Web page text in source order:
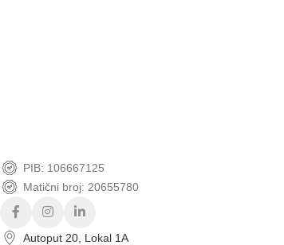
PIB: 106667125
Matični broj: 20655780
Autoput 20, Lokal 1A